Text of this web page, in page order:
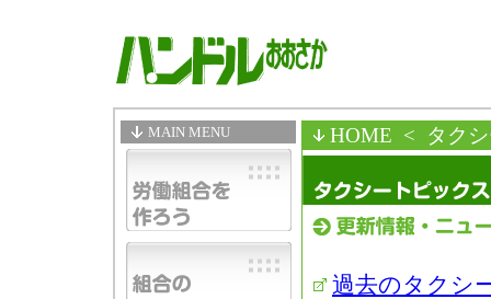
MAIN MENU HOME < タク
過去のタクシ